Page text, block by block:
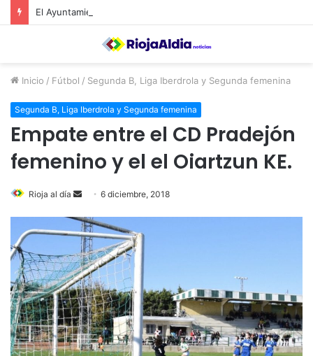
Inicio / Fútbol / Segunda B, Liga Iberdrola y Segunda femenina
Segunda B, Liga Iberdrola y Segunda femenina
Empate entre el CD Pradejón
femenino y el el Oiartzun KE.
Rioja al día
n
d
a
n
e
m
a
i
6 diciembre, 2018